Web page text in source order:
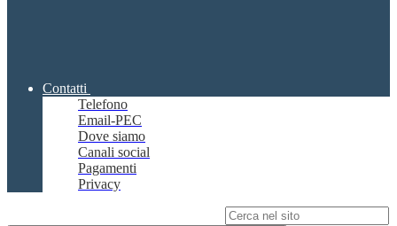
Contatti
Telefono
Email-PEC
Dove siamo
Canali social
Pagamenti
Privacy